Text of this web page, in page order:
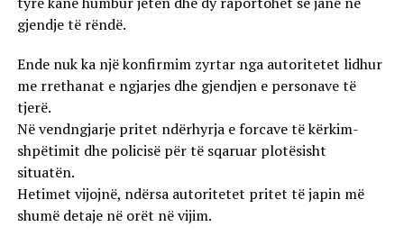
gjendje të rëndë.
Ende nuk ka një konfirmim zyrtar nga autoritetet lidhur
me rrethanat e ngjarjes dhe gjendjen e personave të
tjerë.
Në vendngjarje pritet ndërhyrja e forcave të kërkim-
shpëtimit dhe policisë për të sqaruar plotësisht
situatën.
Hetimet vijojnë, ndërsa autoritetet pritet të japin më
shumë detaje në orët në vijim.